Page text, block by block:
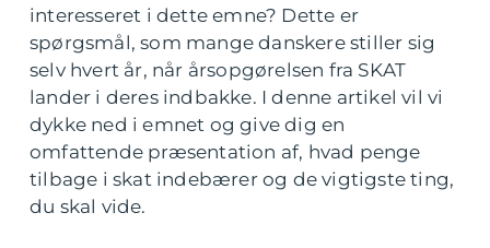
interesseret i dette emne? Dette er
spørgsmål, som mange danskere stiller sig
selv hvert år, når årsopgørelsen fra SKAT
lander i deres indbakke. I denne artikel vil vi
dykke ned i emnet og give dig en
omfattende præsentation af, hvad penge
tilbage i skat indebærer og de vigtigste ting,
du skal vide.